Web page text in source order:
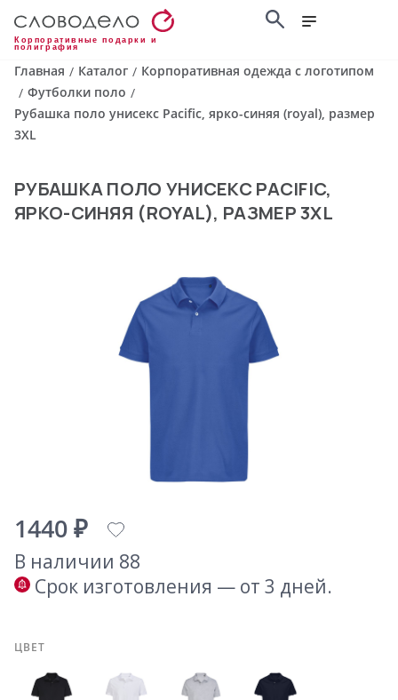
Корпоративные подарки и
полиграфия
Главная / Каталог / Корпоративная одежда с логотипом
/ Футболки поло /
Рубашка поло унисекс Pacific, ярко-синяя (royal), размер
3XL
РУБАШКА ПОЛО УНИСЕКС PACIFIC,
ЯРКО-СИНЯЯ (ROYAL), РАЗМЕР 3XL
1440 ₽
В наличии 88
Срок изготовления — от 3 дней.
ЦВЕТ